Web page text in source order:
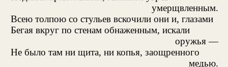
умерщвленным.
Всею толпою со стульев вскочили они и, глазами
Бегая вкруг по стенам обнаженным, искали
оружья —
Не было там ни щита, ни копья, заощренного
медью.